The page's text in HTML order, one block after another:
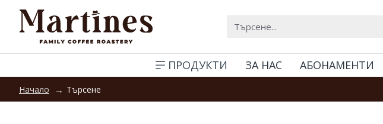
ПРОДУКТИ ЗА НАС АБОНАМЕНТИ
Начало Търсене